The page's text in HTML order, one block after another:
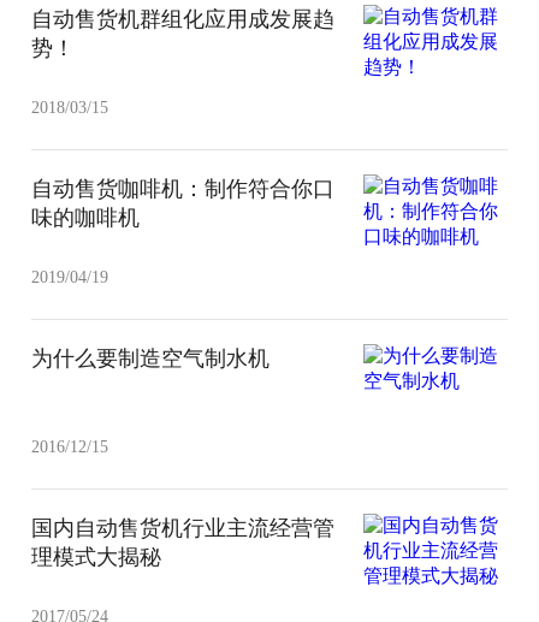
自动售货机群组化应用成发展趋
势！
2018/03/15
自动售货咖啡机：制作符合你口
味的咖啡机
2019/04/19
为什么要制造空气制水机
2016/12/15
国内自动售货机行业主流经营管
理模式大揭秘
2017/05/24